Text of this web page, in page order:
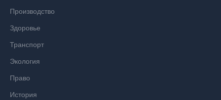
Производство
Здоровье
Транспорт
Экология
Право
История